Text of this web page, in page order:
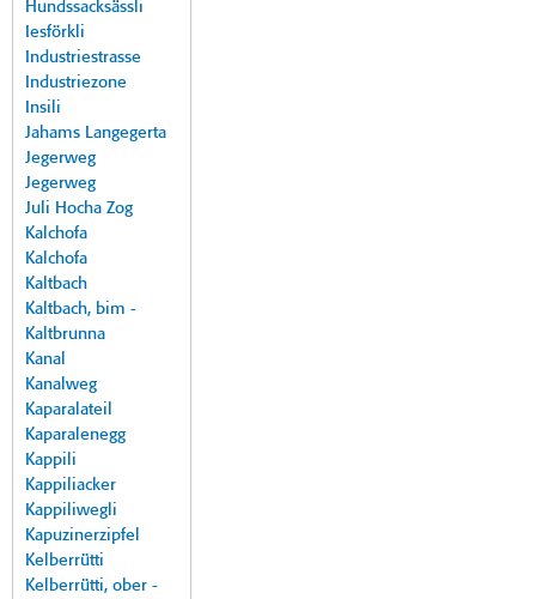
Hundssacksässli
Iesförkli
Industriestrasse
Industriezone
Insili
Jahams Langegerta
Jegerweg
Jegerweg
Juli Hocha Zog
Kalchofa
Kalchofa
Kaltbach
Kaltbach, bim -
Kaltbrunna
Kanal
Kanalweg
Kaparalateil
Kaparalenegg
Kappili
Kappiliacker
Kappiliwegli
Kapuzinerzipfel
Kelberrütti
Kelberrütti, ober -